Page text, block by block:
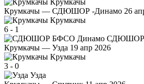
Крумкачы — СДЮШОР -Динамо 26
Крумкачы
6 - 1
СДЮШОР
Крумкачы — Узда 19 апр 2026
Крумкачы
3 - 0
Узда